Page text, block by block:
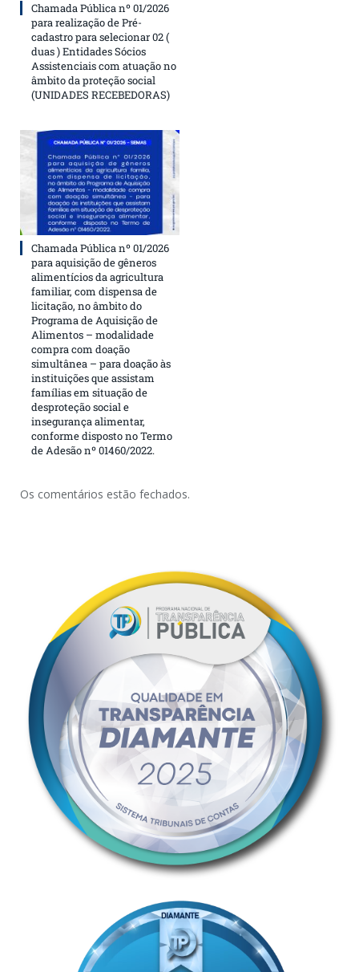
Chamada Pública nº 01/2026
para realização de Pré-
cadastro para selecionar 02 (
duas ) Entidades Sócios
Assistenciais com atuação no
âmbito da proteção social
(UNIDADES RECEBEDORAS)
Chamada Pública nº 01/2026
para aquisição de gêneros
alimentícios da agricultura
familiar, com dispensa de
licitação, no âmbito do
Programa de Aquisição de
Alimentos – modalidade
compra com doação
simultânea – para doação às
instituições que assistam
famílias em situação de
desproteção social e
insegurança alimentar,
conforme disposto no Termo
de Adesão nº 01460/2022.
Os comentários estão fechados.